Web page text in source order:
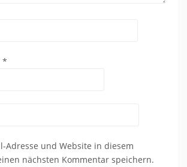
*
Adresse und Website in diesem
nächsten Kommentar speichern.